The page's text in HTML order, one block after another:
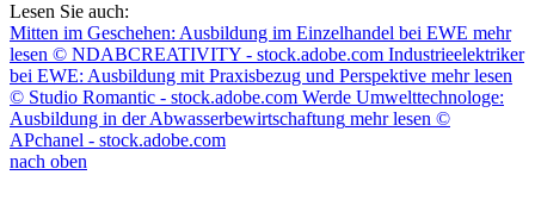
Lesen Sie auch:
Mitten im Geschehen: Ausbildung im Einzelhandel bei EWE mehr
lesen © NDABCREATIVITY - stock.adobe.com Industrieelektriker
bei EWE: Ausbildung mit Praxisbezug und Perspektive mehr lesen
© Studio Romantic - stock.adobe.com Werde Umwelttechnologe:
Ausbildung in der Abwasserbewirtschaftung mehr lesen ©
APchanel - stock.adobe.com
nach oben